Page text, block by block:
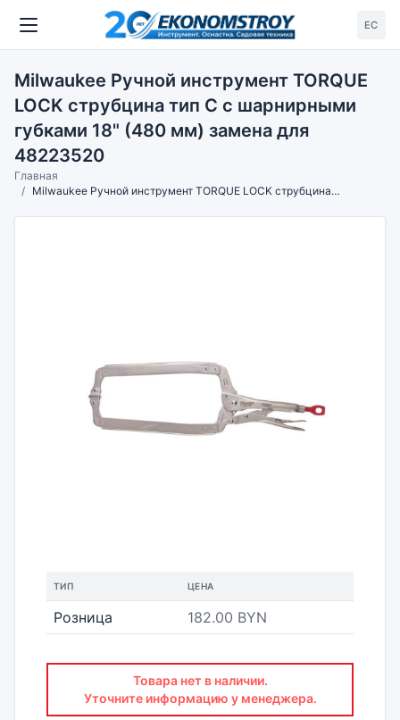
ЕС
Milwaukee Ручной инструмент TORQUE
LOCK струбцина тип С с шарнирными
губками 18" (480 мм) замена для
48223520
Главная
Milwaukee Ручной инструмент TORQUE LOCK струбцина тип С с шарнирными губками 18" (480 мм) замена для 48223520
ТИП ЦЕНА
Розница 182.00 BYN
Товара нет в наличии.
Уточните информацию у менеджера.